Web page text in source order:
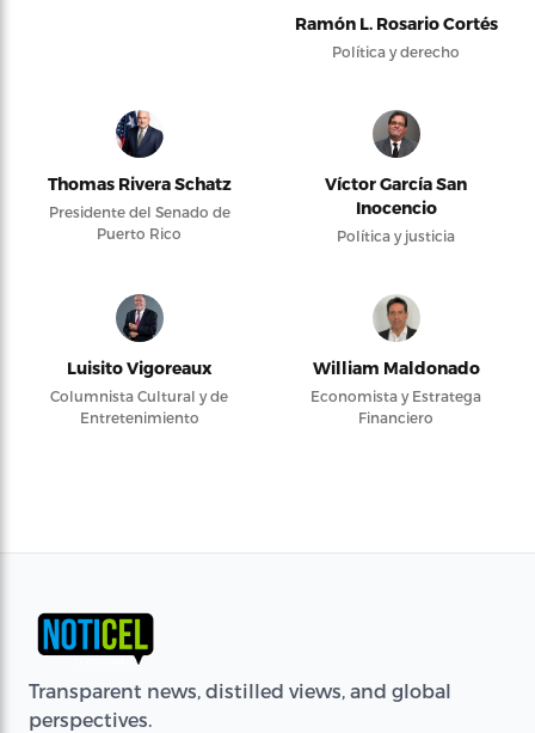
Ramón L. Rosario Cortés
Política y derecho
Thomas Rivera Schatz
Presidente del Senado de
Puerto Rico
Víctor García San
Inocencio
Política y justicia
Luisito Vigoreaux
Columnista Cultural y de
Entretenimiento
William Maldonado
Economista y Estratega
Financiero
Transparent news, distilled views, and global
perspectives.